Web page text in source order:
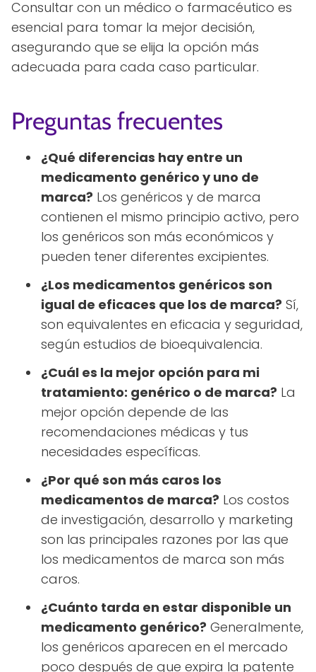
Consultar con un médico o farmacéutico es
esencial para tomar la mejor decisión,
asegurando que se elija la opción más
adecuada para cada caso particular.
Preguntas frecuentes
¿Qué diferencias hay entre un
medicamento genérico y uno de
marca? Los genéricos y de marca
contienen el mismo principio activo, pero
los genéricos son más económicos y
pueden tener diferentes excipientes.
¿Los medicamentos genéricos son
igual de eficaces que los de marca? Sí,
son equivalentes en eficacia y seguridad,
según estudios de bioequivalencia.
¿Cuál es la mejor opción para mi
tratamiento: genérico o de marca? La
mejor opción depende de las
recomendaciones médicas y tus
necesidades específicas.
¿Por qué son más caros los
medicamentos de marca? Los costos
de investigación, desarrollo y marketing
son las principales razones por las que
los medicamentos de marca son más
caros.
¿Cuánto tarda en estar disponible un
medicamento genérico? Generalmente,
los genéricos aparecen en el mercado
poco después de que expira la patente